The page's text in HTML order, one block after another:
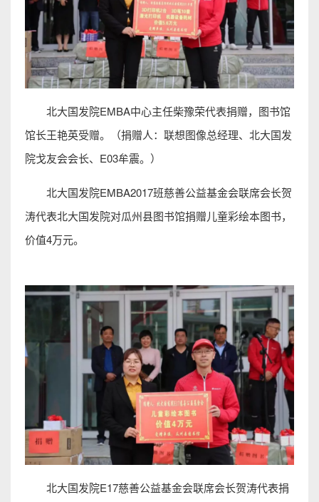
北大国发院EMBA中心主任柴豫荣代表捐赠，图书馆
馆长王艳英受赠。（捐赠人：联想图像总经理、北大国发
院戈友会会长、E03牟震。）
北大国发院EMBA2017班慈善公益基金会联席会长贺
涛代表北大国发院对瓜州县图书馆捐赠儿童彩绘本图书，
价值4万元。
北大国发院E17慈善公益基金会联席会长贺涛代表捐